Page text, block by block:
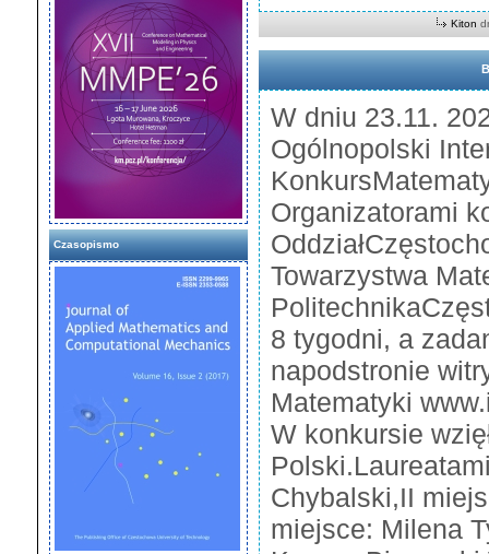
Czasopismo
Kiton
W dniu 23.11.
Ogólnopolski
Organizatorami
Towarzystwa
8 tygodni, a
napodstronie
Matematyki
W konkursie
Chybalski,II
miejsce: Milena